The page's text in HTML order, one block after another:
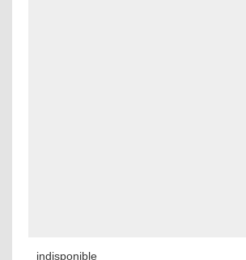
indisponible